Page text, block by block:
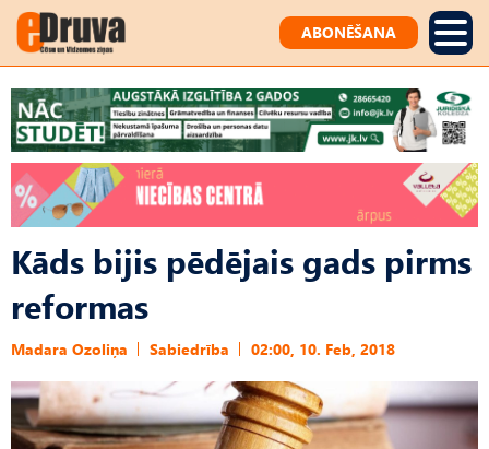
ABONĒŠANA
Kāds bijis pēdējais gads pirms
reformas
Madara Ozoliņa Sabiedrība 02:00, 10. Feb, 2018